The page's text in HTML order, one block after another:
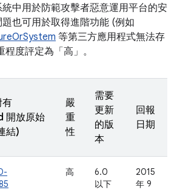
中用於防範攻擊者惡意運用平台的安
也可用於取得進階功能 (例如
等第三方應用程式無法存
度評定為「高」。
有
開放原始
結)
嚴
重
性
需要
更新
的版
本
回報
日期
高
6.0
以下
2015
年 9